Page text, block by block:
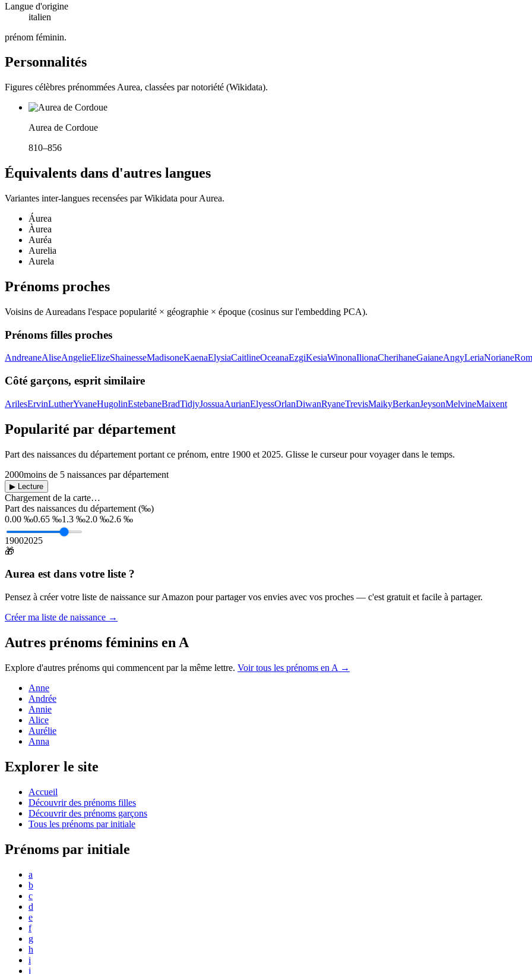
Langue d'origine
italien
prénom féminin.
Personnalités
Figures célèbres prénommées Aurea, classées par notoriété (Wikidata).
Aurea de Cordoue
810–856
Équivalents dans d'autres langues
Variantes inter-langues recensées par Wikidata pourAurea.
Áurea
Àurea
Auréa
Aurelia
Aurela
Prénoms proches
Voisins de Aureadans l'espace popularité × géographie × époque (cosinus sur l'embedding PCA).
Prénoms filles proches
AndreaneAliseAngelieElizeShainesseMadisoneKaenaElysiaCaitlineOceanaEzgiKesiaWinonaIlionaCherihaneGaianeAngyLeriaNoriane
Côté garçons, esprit similaire
ArilesErvinLutherYvaneHugolinEstebaneBradTidjyJossuaAurianElyessOrlanDiwanRyaneTrevisMaikyBerkanJeysonMelvineMaixent
Popularité par département
Part des naissances du département portant ce prénom, entre 1900 et 2025. Glisse le curseur pour voyager dans le temps.
2000moins de 5 naissances par département
▶ Lecture
Chargement de la carte…
Part des naissances du département (‰)
0.00 ‰0.65 ‰1.3 ‰2.0 ‰2.6 ‰
19002025
🎁
Aurea est dans votre liste ?
Pensez à créer votre liste de naissance sur Amazon pour partager vos envies avec vos proches — c'est gratuit et facile à partager.
Créer ma liste de naissance →
Autres prénoms féminins en A
Explore d'autres prénoms qui commencent par la même lettre. Voir tous les prénoms en A →
Anne
Andrée
Annie
Alice
Aurélie
Anna
Explorer le site
Accueil
Découvrir des prénoms filles
Découvrir des prénoms garçons
Tous les prénoms par initiale
Prénoms par initiale
a
b
c
d
e
f
g
h
i
j